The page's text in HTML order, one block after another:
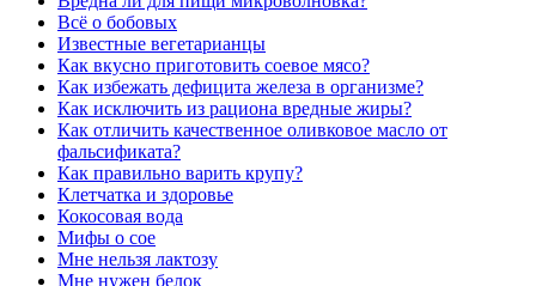
Всё о бобовых
Известные вегетарианцы
Как вкусно приготовить соевое мясо?
Как избежать дефицита железа в организме?
Как исключить из рациона вредные жиры?
Как отличить качественное оливковое масло от
фальсификата?
Как правильно варить крупу?
Клетчатка и здоровье
Кокосовая вода
Мифы о сое
Мне нельзя лактозу
Мне нужен белок